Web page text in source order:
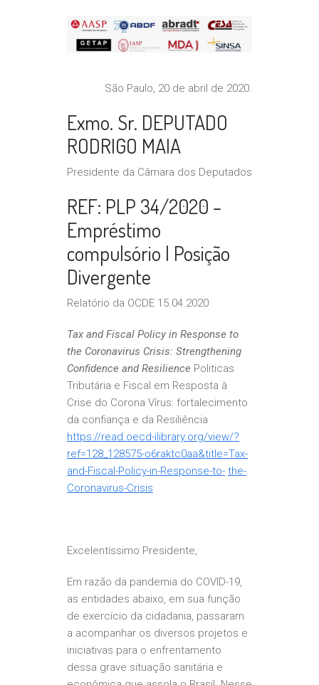
São Paulo, 20 de abril de 2020.
Exmo. Sr. DEPUTADO
RODRIGO MAIA
Presidente da Câmara dos Deputados
REF: PLP 34/2020 –
Empréstimo
compulsório | Posição
Divergente
Relatório da OCDE 15.04.2020
Tax and Fiscal Policy in Response to
the Coronavirus Crisis: Strengthening
Confidence and Resilience Politicas
Tributária e Fiscal em Resposta à
Crise do Corona Vírus: fortalecimento
da confiança e da Resiliência
https://read.oecd-ilibrary.org/view/?
ref=128_128575-o6raktc0aa&title=Tax-
and-Fiscal-Policy-in-Response-to- the-
Coronavirus-Crisis
Excelentíssimo Presidente,
Em razão da pandemia do COVID-19,
as entidades abaixo, em sua função
de exercício da cidadania, passaram
a acompanhar os diversos projetos e
iniciativas para o enfrentamento
dessa grave situação sanitária e